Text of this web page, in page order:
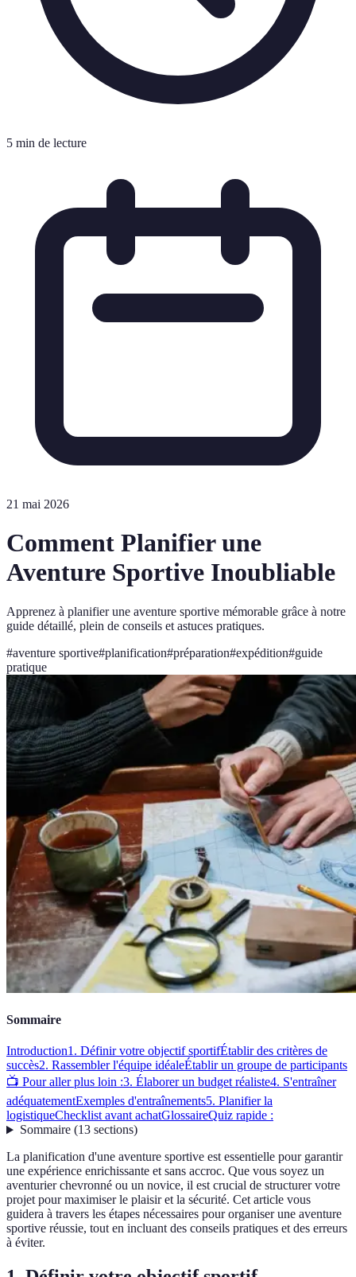
5 min de lecture
21 mai 2026
Comment Planifier une
Aventure Sportive Inoubliable
Apprenez à planifier une aventure sportive mémorable grâce à notre
guide détaillé, plein de conseils et astuces pratiques.
#aventure sportive#planification#préparation#expédition#guide
pratique
Sommaire
Introduction1. Définir votre objectif sportifÉtablir des critères de
succès2. Rassembler l'équipe idéaleÉtablir un groupe de participants
📺 Pour aller plus loin :3. Élaborer un budget réaliste4. S'entraîner
adéquatementExemples d'entraînements5. Planifier la
logistiqueChecklist avant achatGlossaireQuiz rapide :
Sommaire(13 sections)
La planification d'une aventure sportive est essentielle pour garantir
une expérience enrichissante et sans accroc. Que vous soyez un
aventurier chevronné ou un novice, il est crucial de structurer votre
projet pour maximiser le plaisir et la sécurité. Cet article vous
guidera à travers les étapes nécessaires pour organiser une aventure
sportive réussie, tout en incluant des conseils pratiques et des erreurs
à éviter.